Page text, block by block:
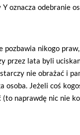
oznacza odebranie
pozbawia nikogo
przez lata byli
nie obrażać i
osoba. Jeżeli coś
naprawdę nic nie